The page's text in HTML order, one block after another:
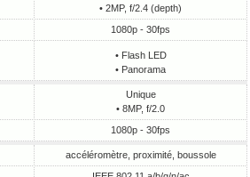
• 2MP, f/2.4 (depth)
1080p - 30fps
• Flash LED
• Panorama
Unique
• 8MP, f/2.0
1080p - 30fps
accéléromètre, proximité, boussole